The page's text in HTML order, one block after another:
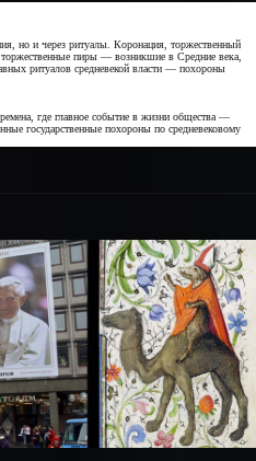
но и через ритуалы. Коронация, торжественный
торжественные пиры — возникшие в Средние века,
ритуалов средневекой власти — похороны
где главное событие в жизни общества —
государственные похороны по средневековому